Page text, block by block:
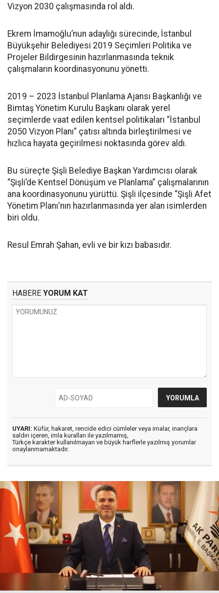
Vizyon 2030 çalışmasında rol aldı.
Ekrem İmamoğlu’nun adaylığı sürecinde, İstanbul
Büyükşehir Belediyesi 2019 Seçimleri Politika ve
Projeler Bildirgesinin hazırlanmasında teknik
çalışmaların koordinasyonunu yönetti.
2019 – 2023 İstanbul Planlama Ajansı Başkanlığı ve
Bimtaş Yönetim Kurulu Başkanı olarak yerel
seçimlerde vaat edilen kentsel politikaları “İstanbul
2050 Vizyon Planı” çatısı altında birleştirilmesi ve
hızlıca hayata geçirilmesi noktasında görev aldı.
Bu süreçte Şişli Belediye Başkan Yardımcısı olarak
“Şişli’de Kentsel Dönüşüm ve Planlama” çalışmalarının
ana koordinasyonunu yürüttü. Şişli ilçesinde “Şişli Afet
Yönetim Planı'nın hazırlanmasında yer alan isimlerden
biri oldu.
Resul Emrah Şahan, evli ve bir kızı babasıdır.
HABERE YORUM KAT
UYARI: Küfür, hakaret, rencide edici cümleler veya imalar, inançlara
saldırı içeren, imla kuralları ile yazılmamış,
Türkçe karakter kullanılmayan ve büyük harflerle yazılmış yorumlar
onaylanmamaktadır.